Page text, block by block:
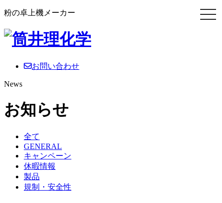
粉の卓上機メーカー
お問い合わせ
News
お知らせ
全て
GENERAL
キャンペーン
休暇情報
製品
規制・安全性